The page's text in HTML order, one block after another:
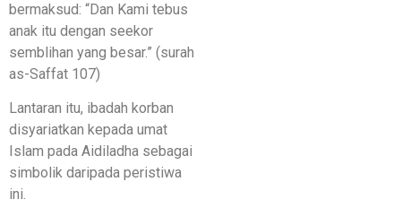
bermaksud: “Dan Kami tebus
anak itu dengan seekor
semblihan yang besar.” (surah
as-Saffat 107)
Lantaran itu, ibadah korban
disyariatkan kepada umat
Islam pada Aidiladha sebagai
simbolik daripada peristiwa
ini.